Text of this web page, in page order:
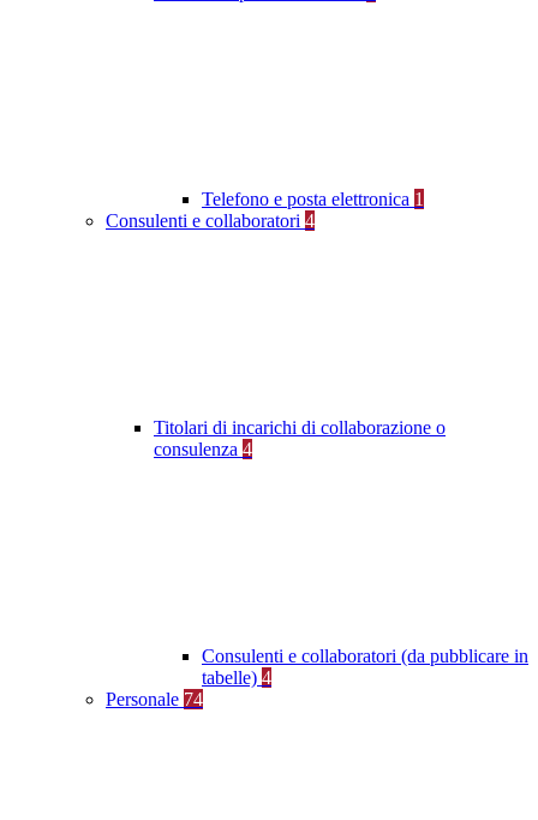
Telefono e posta elettronica 1
Consulenti e collaboratori 4
Titolari di incarichi di collaborazione o
consulenza 4
Consulenti e collaboratori (da pubblicare in
tabelle) 4
Personale 74